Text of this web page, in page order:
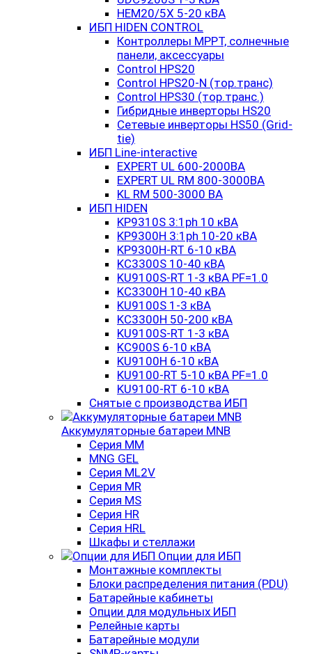
HEM20/5X 5-20 кВА
ИБП HIDEN CONTROL
Контроллеры MPPT, солнечные
панели, аксессуары
Control HPS20
Control HPS20-N (тор.транс)
Control HPS30 (тор.транс.)
Гибридные инверторы HS20
Сетевые инверторы HS50 (Grid-
tie)
ИБП Line-interactive
EXPERT UL 600-2000ВА
EXPERT UL RM 800-3000ВА
KL RM 500-3000 ВА
ИБП HIDEN
KP9310S 3:1ph 10 кВА
KP9300H 3:1ph 10-20 кВА
KP9300H-RT 6-10 кВА
KC3300S 10-40 кВА
KU9100S-RT 1-3 кВА PF=1.0
KC3300H 10-40 кВА
KU9100S 1-3 кВА
KC3300H 50-200 кВА
KU9100S-RT 1-3 кВА
KC900S 6-10 кВА
KU9100H 6-10 кВА
KU9100-RT 5-10 кВА PF=1.0
KU9100-RT 6-10 кВА
Снятые с производства ИБП
Аккумуляторные батареи MNB
Серия MM
MNG GEL
Серия ML2V
Серия MR
Серия MS
Серия HR
Серия HRL
Шкафы и стеллажи
Опции для ИБП
Монтажные комплекты
Блоки распределения питания (PDU)
Батарейные кабинеты
Опции для модульных ИБП
Релейные карты
Батарейные модули